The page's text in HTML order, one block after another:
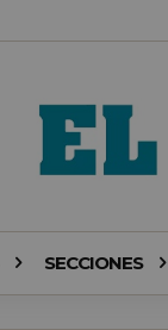
SECCIONES